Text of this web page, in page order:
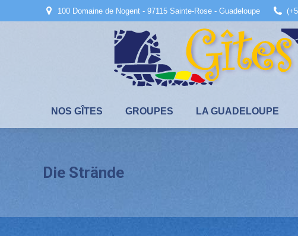
100 Domaine de Nogent - 97115 Sainte-Rose - Guadeloupe
NOS GÎTES GROUPES LA GUADELOUPE
Die Strände